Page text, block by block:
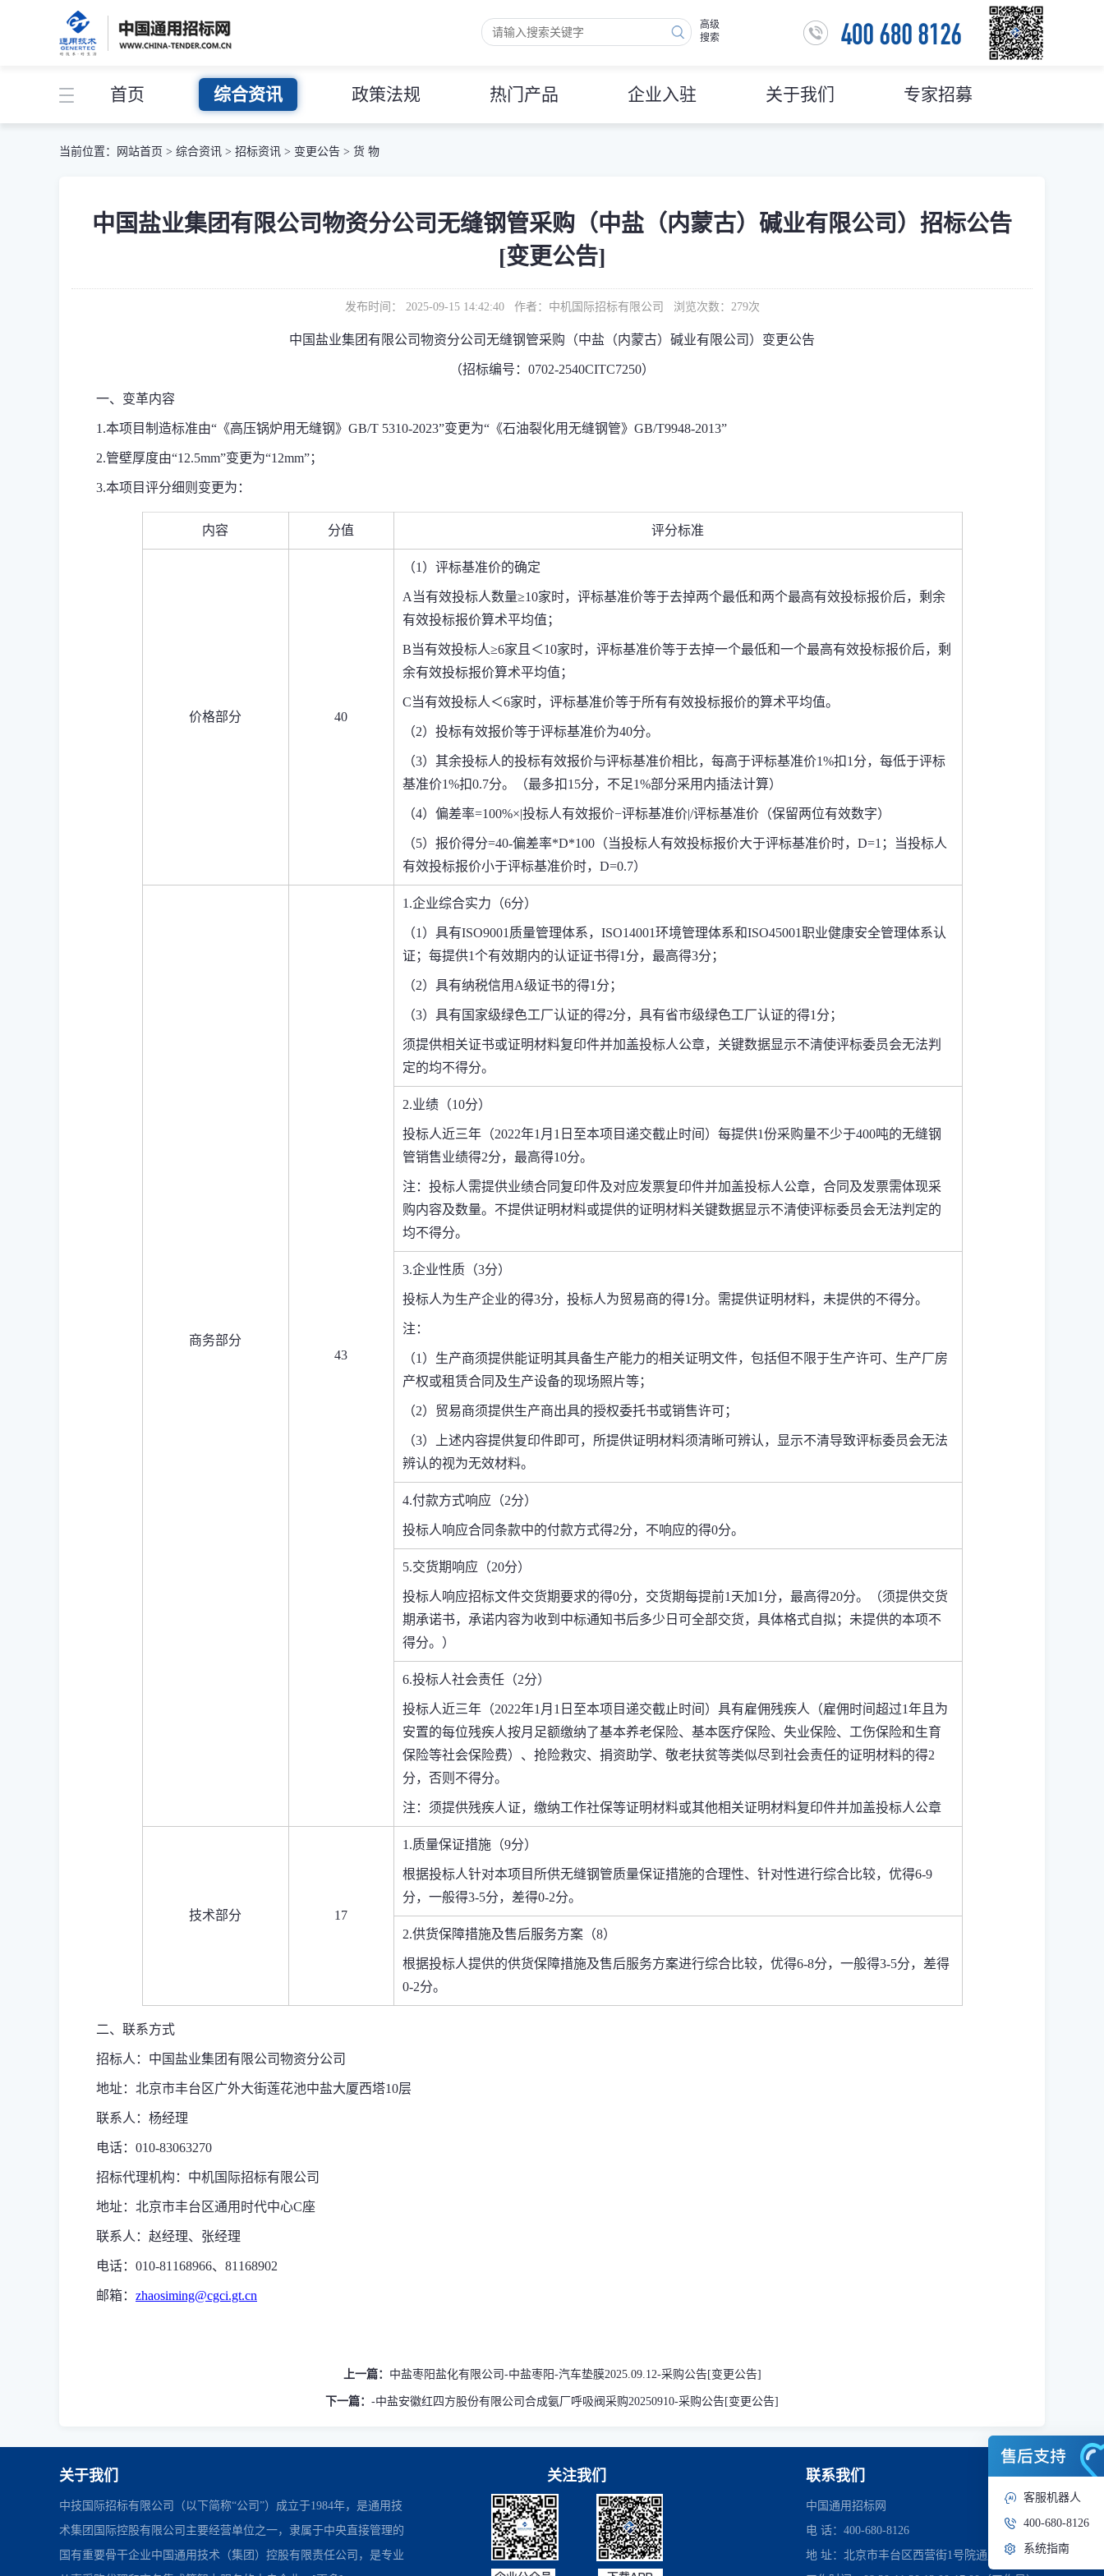
高级
搜索
首页 综合资讯 政策法规 热门产品 企业入驻 关于我们 专家招募
当前位置： 网站首页 > 综合资讯 > 招标资讯 > 变更公告 > 货 物
中国盐业集团有限公司物资分公司无缝钢管采购（中盐（内蒙古）碱业有限公司）招标公告
[变更公告]
发布时间： 2025-09-15 14:42:40 作者：中机国际招标有限公司 浏览次数： 279次
中国盐业集团有限公司物资分公司无缝钢管采购（中盐（内蒙古）碱业有限公司） 变更公告
（招标编号：0702-2540CITC7250）
一、 变革内容
1.本项目制造标准由“《高压锅炉用无缝钢》GB/T 5310-2023”变更为“《石油裂化用无缝钢管》GB/T9948-2013”
2.管壁厚度由“12.5mm”变更为“12mm”；
3.本项目评分细则变更为：
内容 分值 评分标准
价格部分 40
（1） 评标基准价的确定
A 当有效投标人数量≥10家时，评标基准价等于去掉两个最低和两个最高有效投标报价后，剩余
有效投标报价算术平均值；
B当有效投标人≥6家且＜10家时，评标基准价等于去掉一个最低和一个最高有效投标报价后，剩
余有效投标报价算术平均值 ；
C当有效投标人＜6家时，评标基准价等于所有有效投标报价的算术平均值。
（2）投标有效报价等于评标基准价为40分。
（3）其余投标人的投标有效报价与评标基准价相比，每高于评标基准价1%扣1分，每低于评标
基准价1%扣0.7分。（最多扣15分， 不足1%部分采用内插法计算）
（4）偏差率=100%×|投标人有效报价−评标基准价|/评标基准价（保留两位有效数字）
（5）报价得分=40-偏差率*D*100（当投标人有效投标报价大于评标基准价时，D=1；当投标人
有效投标报价小于评标基准价时，D=0.7）
商务部分
43
1 .企业综合实力 （6分）
（1 ） 具有ISO9001质量管理体系，ISO14001环境管理体系和ISO45001职业健康安全管理体系认
证；每提供1个有效期内的认证证书得1分，最高得3分；
（2） 具有纳税信用A级证书的得1分；
（3）具有国家级绿色工厂认证的得2分，具有省市级绿色工厂认证的得1分；
须提供相关证书或证明材料复印件并加盖投标人公章， 关键数据显示不清使评标委员会无法判
定的均不得分。
2.业绩（10分）
投标人近三年（2022年1月1日至本项目递交截止时间 ） 每提供1份采购量不少于400吨的无缝钢
管销售业绩得2分，最高得10分。
注： 投标人需提供业绩合同复印件及对应发票复印件并加盖投标人公章，合同 及发票需体现采
购内容及数量。不提供证明材料或提供的证明材料关键数据显示不清使评标委员会无法判定的
均不得分。
3.企业性质（3分）
投标人为生产企业的得3分，投标人为贸易商的得1分。需提供证明材料，未提供的不得分。
注：
（1 ） 生产商须提供能证明其具备生产能力的相关证明文件， 包括但不限于生产许可、生产厂房
产权或租赁合同及生产设备的现场照片等；
（2） 贸易商须提供生产商出具的授权委托书或销售许可；
（3）上述内容提供复印件即可，所提供证明材料须清晰可辨认，显示不清导致评标委员会无法
辨认的视为无效材料。
4.付款方式响应（2分）
投标人响应合同条款中的付款方式得2分，不响应的得0分。
5.交货期响应（20分）
投标人响应招标文件交货期要求的得0分，交货期每提前1天加1分，最高得20分。（须提供交货
期承诺书，承诺内容为收到中标通知书后多少日可全部交货，具体格式自拟；未提供的本项不
得分。）
6.投标人社会责任（2分）
投标人近三年（2022年1月1日至本项目递交截止时间）具有雇佣残疾人（雇佣时间超过1年且 为
安置的每位残疾人按月足额缴纳了基本养老保险、基本医疗保险、失业保险、工伤保险和生育
保险等社会保险费）、抢险救灾、捐资助学、敬老扶贫等类似尽到社会责任的证明材料的得2
分，否则不得分。
注：须提供残疾人证，缴纳工作社保等证明材料或其他相关证明材料复印件并加盖投标人公章
技术部分 17
1 .质量保证措施（9分）
根据投标人针对本项目所供无缝钢管质量保证措施的合理性、针对性进行综合比较， 优得6-9
分，一般得3-5分，差得0-2分。
2.供货保障措施及售后服务方案（8）
根据投标人提供的供货保障措施及售后服务方案进行综合比较， 优得6-8分，一般得3-5分，差得
0-2分。
二、联系方式
招标人：中国盐业集团有限公司物资分公司
地址：北京市丰台区广外大街莲花池中盐大厦西塔10层
联系人： 杨经理
电话：010-83063270
招标代理机构：中机国际招标有限公司
地址：北京市丰台区通用时代中心C座
联系人：赵经理、张经理
电话：010-81168966、81168902
邮箱： zhaosiming@cgci.gt.cn
上一篇： 中盐枣阳盐化有限公司-中盐枣阳-汽车垫膜2025.09.12-采购公告[变更公告]
下一篇： -中盐安徽红四方股份有限公司合成氨厂呼吸阀采购20250910-采购公告[变更公告]
关于我们
中技国际招标有限公司（以下简称“公司”）成立于1984年，是通用技
术集团国际控股有限公司主要经营单位之一，隶属于中央直接管理的
国有重要骨干企业中国通用技术（集团）控股有限责任公司，是专业
关注我们 联系我们
中国通用招标网
电 话：400-680-8126
地 址：北京市丰台区西营街1号院通用时代中心
客服机器人
400-680-8126
系统指南